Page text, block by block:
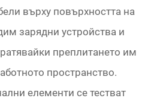
върху повърхността на
зарядни устройства и
преплитането им
пространство.
елементи се тестват